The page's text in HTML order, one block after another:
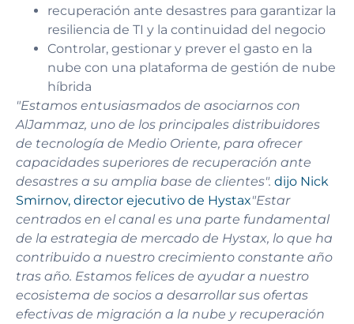
recuperación ante desastres para garantizar la
resiliencia de TI y la continuidad del negocio
Controlar, gestionar y prever el gasto en la
nube con una plataforma de gestión de nube
híbrida
"Estamos entusiasmados de asociarnos con
AlJammaz, uno de los principales distribuidores
de tecnología de Medio Oriente, para ofrecer
capacidades superiores de recuperación ante
desastres a su amplia base de clientes". dijo Nick
Smirnov, director ejecutivo de Hystax"Estar
centrados en el canal es una parte fundamental
de la estrategia de mercado de Hystax, lo que ha
contribuido a nuestro crecimiento constante año
tras año. Estamos felices de ayudar a nuestro
ecosistema de socios a desarrollar sus ofertas
efectivas de migración a la nube y recuperación